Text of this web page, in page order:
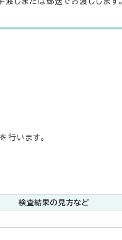
行います。
検査結果の見方など